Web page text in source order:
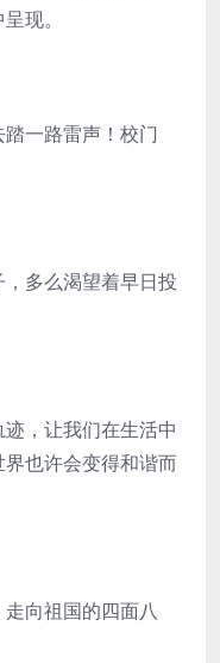
现。
一路雷声！校门
多么渴望着早日投
，让我们在生活中
也许会变得和谐而
向祖国的四面八